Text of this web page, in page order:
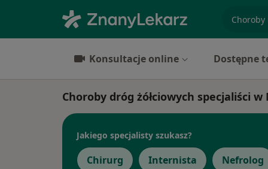
Konsultacje online Dostępne
Choroby dróg żółciowych specjaliści w
Jakiego specjalisty szukasz?
Chirurg Internista Nefrolog